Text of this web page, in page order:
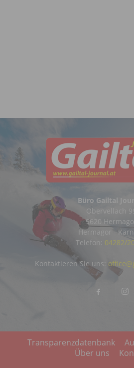
Büro Gailtal
Obervellach
9620
Hermagor -
Telefon: 04282/
Kontaktieren Sie uns:
Transparenzdatenbank
Über uns